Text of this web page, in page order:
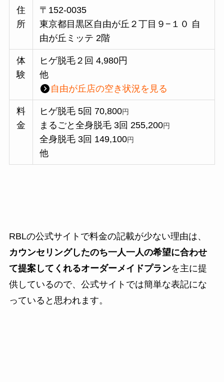
住
所
〒152-0035
東京都目黒区自由が丘２丁目９−１０ 自
由が丘ミッテ 2階
体
験
ヒゲ脱毛２回 4,980円
他
自由が丘店の空き状況を見る
料
金
ヒゲ脱毛 5回 70,800円
まるごと全身脱毛 3回 255,200円
全身脱毛 3回 149,100円
他
RBLの公式サイトで料金の記載が少ない理由は、
カウンセリングしたのち一人一人の希望に合わせ
て提案してくれるオーダーメイドプランを主に提
供しているので、公式サイトでは簡単な表記にな
っていると思われます。